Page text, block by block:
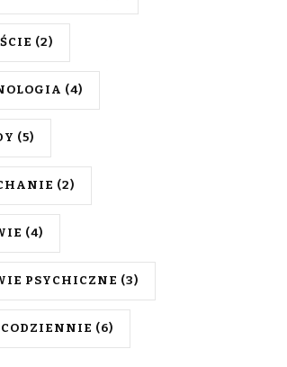
(2)
(4)
(5)
(2)
(4)
PSYCHICZNE (3)
(6)